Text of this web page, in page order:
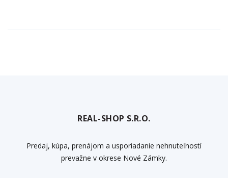
REAL-SHOP S.R.O.
Predaj, kúpa, prenájom a usporiadanie nehnuteľností
prevažne v okrese Nové Zámky.